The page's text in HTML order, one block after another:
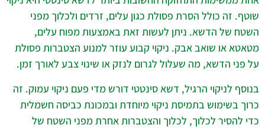
שוטף. זה כולל הסרת פסולת כגון עלים, זרדים ולכלוך מפני
השטח של הדשא. ניתן לעשות זאת באמצעות מפוח עלים,
מטאטא או שואב אבק. ניקוי קבוע עוזר למנוע הצטברות פסולת
על פני הדשא, מה שעלול לגרום לנזק או שינוי צבע לאורך זמן.
בנוסף לניקוי הרגיל, דשא סינטטי דורש מדי פעם ניקוי עמוק. זה
כרוך בשימוש בתמיסת ניקוי מיוחדת ובמכונת כביסה חשמלית
כדי להסיר לכלוך, לכלוך והצטברות אחרת מפני השטח של